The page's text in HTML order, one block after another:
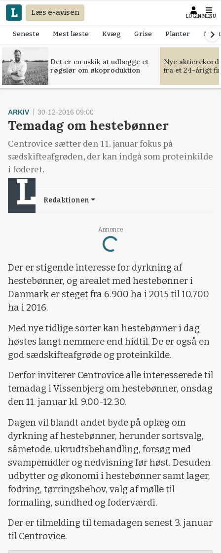
Læs e-avisen LOGIN MENU
Seneste Mest læste Kvæg Grise Planter
Det er en uskik at udlægge et
røgslør om økoproduktion
Nye
fra et 24-årigt
Annonce
Loading...
ARKIV 30-12-2016 09:00
Temadag om hestebønner
Centrovice sætter den 11. januar fokus på
sædskifteafgrøden, der kan indgå som proteinkilde
i foderet.
Redaktionen
Der er stigende interesse for dyrkning af
hestebønner, og arealet med hestebønner i
Danmark er steget fra 6.900 ha i 2015 til 10.700
ha i 2016.
Med nye tidlige sorter kan hestebønner i dag
høstes langt nemmere end hidtil. De er også en
god sædskifteafgrøde og proteinkilde.
Derfor inviterer Centrovice alle interesserede til
temadag i Vissenbjerg om hestebønner, onsdag
den 11. januar kl. 9.00-12.30.
Dagen vil blandt andet byde på oplæg om
dyrkning af hestebønner, herunder sortsvalg,
såmetode, ukrudtsbehandling, forsøg med
svampemidler og nedvisning før høst. Desuden
udbytter og økonomi i hestebønner samt lager,
fodring, tørringsbehov, valg af mølle til
formaling, sundhed og foderværdi.
Der er tilmelding til temadagen senest 3. januar
til Centrovice.